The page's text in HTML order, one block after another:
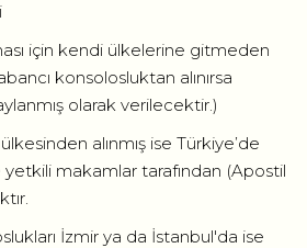
için kendi ülkelerine gitmeden
konsolosluktan alınırsa
olarak verilecektir.)
alınmış ise Türkiye’de
makamlar tarafından (Apostil
İzmir ya da İstanbul'da ise